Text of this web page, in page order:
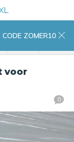
ZOMER10
voor
0